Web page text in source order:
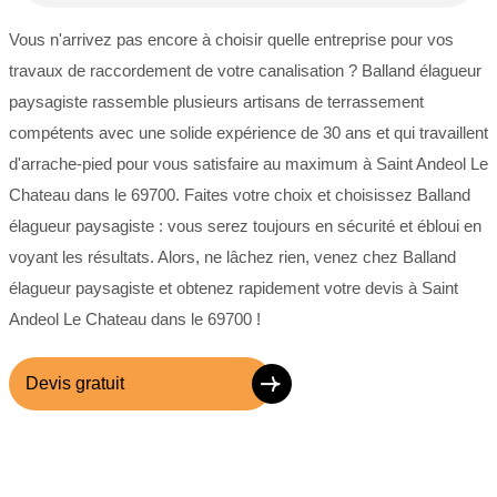
Vous n'arrivez pas encore à choisir quelle entreprise pour vos
travaux de raccordement de votre canalisation ? Balland élagueur
paysagiste rassemble plusieurs artisans de terrassement
compétents avec une solide expérience de 30 ans et qui travaillent
d'arrache-pied pour vous satisfaire au maximum à Saint Andeol Le
Chateau dans le 69700. Faites votre choix et choisissez Balland
élagueur paysagiste : vous serez toujours en sécurité et ébloui en
voyant les résultats. Alors, ne lâchez rien, venez chez Balland
élagueur paysagiste et obtenez rapidement votre devis à Saint
Andeol Le Chateau dans le 69700 !
Devis gratuit